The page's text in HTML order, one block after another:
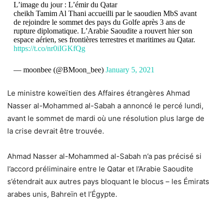
L’image du jour : L’émir du Qatar
cheikh Tamim Al Thani accueilli par le saoudien MbS avant
de rejoindre le sommet des pays du Golfe après 3 ans de
rupture diplomatique. L’Arabie Saoudite a rouvert hier son
espace aérien, ses frontières terrestres et maritimes au Qatar.
https://t.co/nr0iIGKfQg
— moonbee (@BMoon_bee) January 5, 2021
Le ministre koweïtien des Affaires étrangères Ahmad
Nasser al-Mohammed al-Sabah a annoncé le percé lundi,
avant le sommet de mardi où une résolution plus large de
la crise devrait être trouvée.
Ahmad Nasser al-Mohammed al-Sabah n’a pas précisé si
l’accord préliminaire entre le Qatar et l’Arabie Saoudite
s’étendrait aux autres pays bloquant le blocus – les Émirats
arabes unis, Bahreïn et l’Égypte.